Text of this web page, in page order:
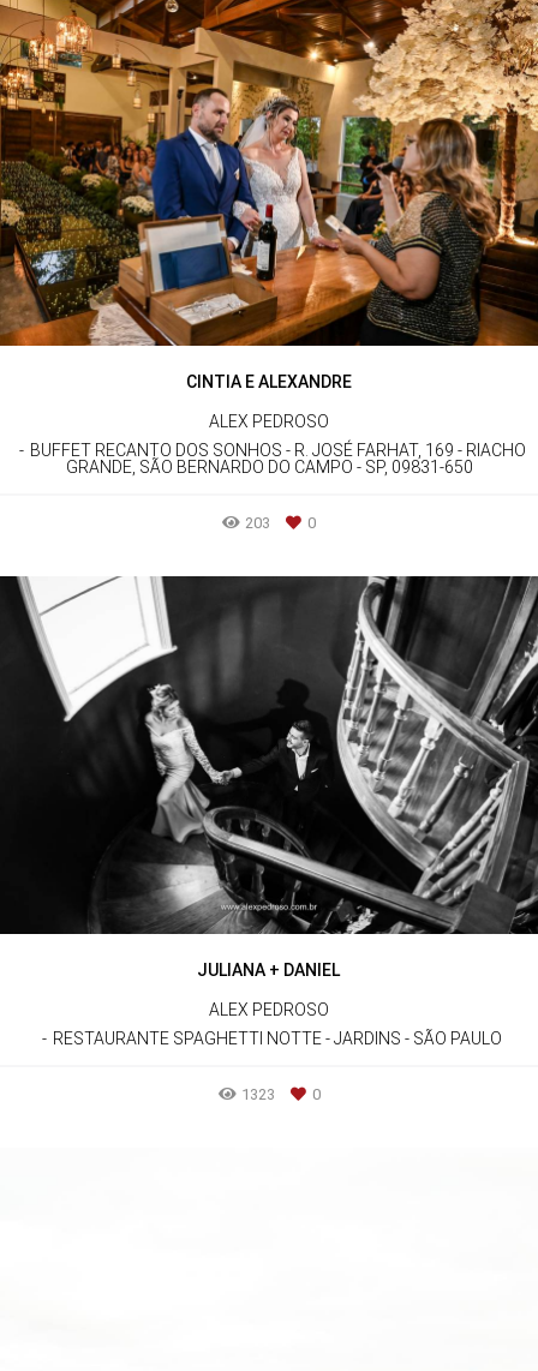
CINTIA E ALEXANDRE
ALEX PEDROSO
BUFFET RECANTO DOS SONHOS - R. JOSÉ FARHAT, 169 - RIACHO
GRANDE, SÃO BERNARDO DO CAMPO - SP, 09831-650
203 0
JULIANA + DANIEL
ALEX PEDROSO
RESTAURANTE SPAGHETTI NOTTE - JARDINS - SÃO PAULO
1323 0